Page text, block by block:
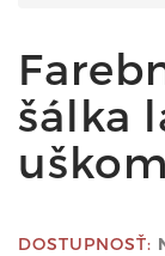
šálka
DOSTUPNOSŤ: